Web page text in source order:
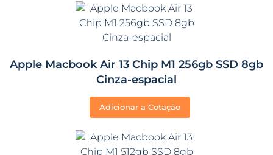
Apple Macbook Air 13 Chip M1 256gb SSD 8gb
Cinza-espacial
Adicionar a Cotação